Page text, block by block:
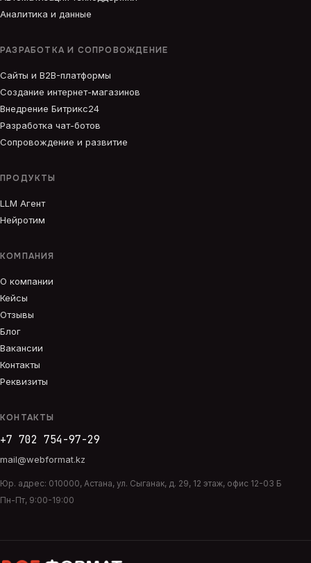
Аналитика и данные
РАЗРАБОТКА И СОПРОВОЖДЕНИЕ
Сайты и B2B-платформы
Создание интернет-магазинов
Внедрение Битрикс24
Разработка чат-ботов
Сопровождение и развитие
ПРОДУКТЫ
LLM Агент
Нейротим
КОМПАНИЯ
О компании
Кейсы
Отзывы
Блог
Вакансии
Контакты
Реквизиты
КОНТАКТЫ
+7 702 754-97-29
mail@webformat.kz
Юр. адрес: 010000, Астана, ул. Сыганак, д. 29, 12 этаж, офис 12-03 Б
Пн-Пт, 9:00-19:00